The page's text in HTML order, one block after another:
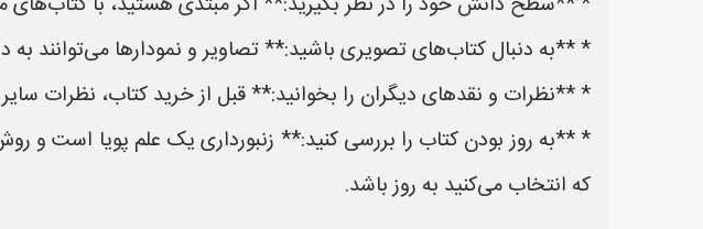
* **به دنبال کتاب‌های تصویری باشید:** تصاویر و نمودارها می‌توانند به
* **نظرات و نقدهای دیگران را بخوانید:** قبل از خرید کتاب، نظرات سایر
* **به روز بودن کتاب را بررسی کنید:** زنبورداری یک علم پویا است و
که انتخاب می‌کنید به روز باشد.